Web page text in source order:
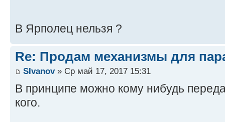
В Ярполец нельзя ?
Re: Продам механизмы для
SIvanov» Ср май 17, 2017 15:31
В принципе можно кому нибудь
кого.